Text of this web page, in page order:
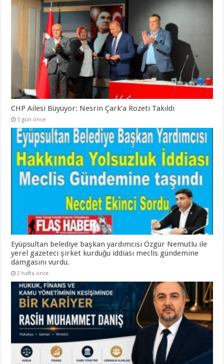
CHP Ailesi Büyüyor: Nesrin Çark’a Rozeti Takıldı
5 gün önce
Eyüpsultan belediye başkan yardımcısı Özgür Nemutlu ile
yerel gazeteci şirket kurduğu iddiası meclis gündemine
damgasını vurdu.
2 hafta önce